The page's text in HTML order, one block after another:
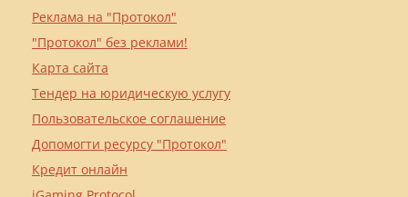
Реклама на "Протокол"
"Протокол" без реклами!
Карта сайта
Тендер на юридическую услугу
Пользовательское соглашение
Допомогти ресурсу "Протокол"
Кредит онлайн